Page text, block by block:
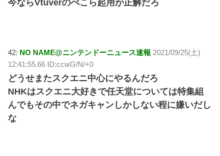
今ならVtuverのぺこら起用が正解だろ
42: NO NAME@ニンテンドーニュース速報 2021/09/25(土)
12:41:55.66 ID:ccwG/N/+0
どうせまたスクエニ中心にやるんだろ
NHKはスクエニ大好きで任天堂については特集組
んでもその中でネガキャンしかしない程に嫌いだし
な